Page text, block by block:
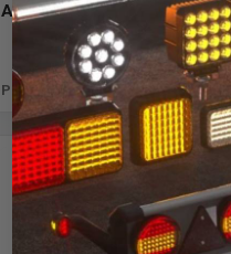
AD Blue
Pogledaj ponudu